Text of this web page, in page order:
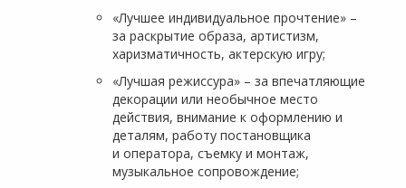
«Лучшее индивидуальное прочтение» –
за раскрытие образа, артистизм,
харизматичность, актерскую игру;
«Лучшая режиссура» – за впечатляющие
декорации или необычное место
действия, внимание к оформлению и
деталям, работу постановщика
и оператора, съемку и монтаж,
музыкальное сопровождение;